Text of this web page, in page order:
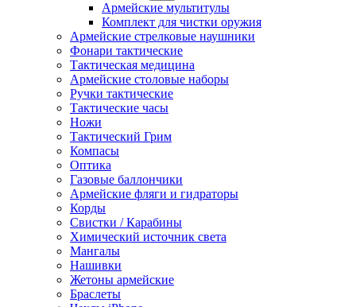
Армейские мультитулы
Комплект для чистки оружия
Армейские стрелковые наушники
Фонари тактические
Тактическая медицина
Армейские столовые наборы
Ручки тактические
Тактические часы
Ножи
Тактический Грим
Компасы
Оптика
Газовые баллончики
Армейские фляги и гидраторы
Корды
Свистки / Карабины
Химический источник света
Мангалы
Нашивки
Жетоны армейские
Браслеты